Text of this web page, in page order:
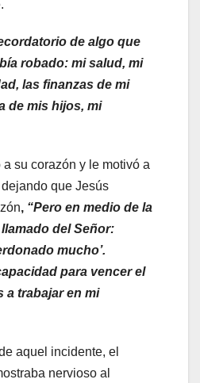
de algo que
robado: mi salud, mi
las finanzas de mi
de mis hijos, mi
su corazón y le motivó a
que Jesús
, “Pero en medio de la
del Señor:
mucho’.
para vencer el
a trabajar en mi
aquel incidente, el
nervioso al